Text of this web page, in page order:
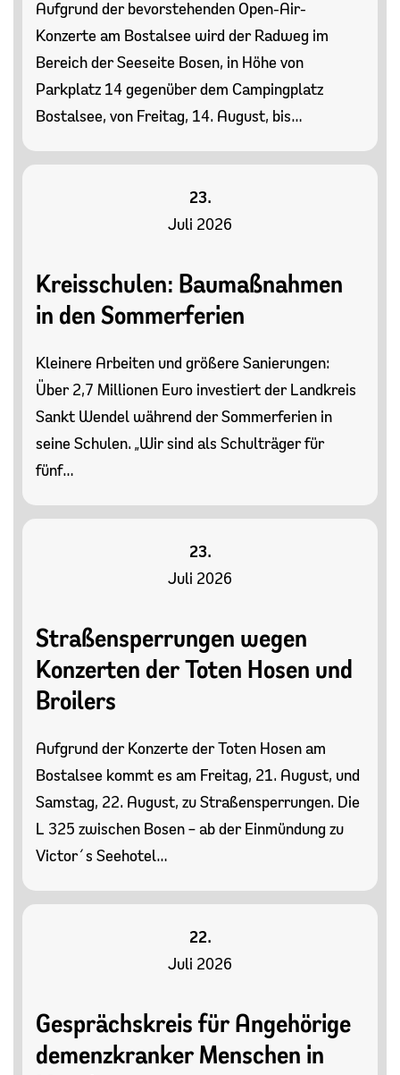
Aufgrund der bevorstehenden Open-Air-
Konzerte am Bostalsee wird der Radweg im
Bereich der Seeseite Bosen, in Höhe von
Parkplatz 14 gegenüber dem Campingplatz
Bostalsee, von Freitag, 14. August, bis…
23.
Juli 2026
Kreisschulen: Baumaßnahmen
in den Sommerferien
Kleinere Arbeiten und größere Sanierungen:
Über 2,7 Millionen Euro investiert der Landkreis
Sankt Wendel während der Sommerferien in
seine Schulen. „Wir sind als Schulträger für
fünf…
23.
Juli 2026
Straßensperrungen wegen
Konzerten der Toten Hosen und
Broilers
Aufgrund der Konzerte der Toten Hosen am
Bostalsee kommt es am Freitag, 21. August, und
Samstag, 22. August, zu Straßensperrungen. Die
L 325 zwischen Bosen – ab der Einmündung zu
Victor´s Seehotel…
22.
Juli 2026
Gesprächskreis für Angehörige
demenzkranker Menschen in